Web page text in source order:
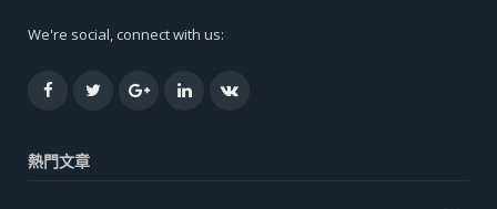
We're social, connect with us:
FacebookTwitterGoogle+LinkedInVK
熱門文章